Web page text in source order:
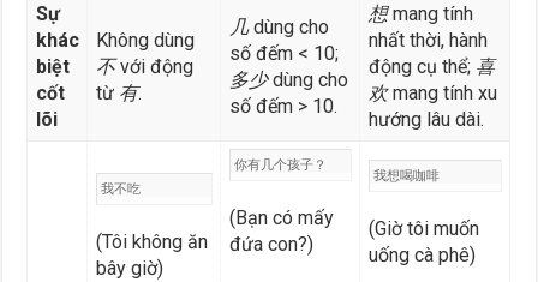
Sự
khác
biệt
cốt
lõi
Không dùng
不với động
từ 有.
几dùng cho
số đếm < 10;
多少dùng cho
số đếm > 10.
想mang tính
nhất thời, hành
động cụ thể; 喜
欢mang tính xu
hướng lâu dài.
我不吃
(Tôi không ăn
bây giờ)
你有几个孩子？
(Bạn có mấy
đứa con?)
我想喝咖啡
(Giờ tôi muốn
uống cà phê)